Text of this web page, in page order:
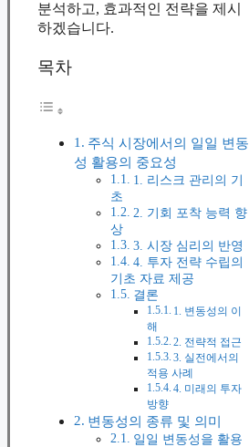
분석하고, 효과적인 전략을 제시
하겠습니다.
목차
주식 시장에서의 일일 변동
성 활용의 중요성
1. 리스크 관리의 기
초
2. 기회 포착 능력 향
상
3. 시장 심리의 반영
4. 투자 전략 수립의
기초 자료 제공
결론
1. 변동성의 이
해
2. 전략적 접근
3. 실전에서의
적용 사례
4. 미래의 투자
방향
변동성의 종류 및 의미
일일 변동성을 활용